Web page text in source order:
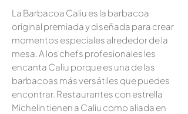
La Barbacoa Caliu es la barbacoa
original premiaday diseñada para crear
momentos especiales alrededor de la
mesa. A los chefs profesionales les
encanta Caliu porque es una de las
barbacoas más versátiles que puedes
encontrar. Restaurantes con estrella
Michelin tienen a Caliu como aliada en